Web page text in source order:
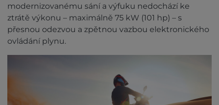
modernizovanému sání a výfuku nedochází ke
ztrátě výkonu – maximálně 75 kW (101 hp) – s
přesnou odezvou a zpětnou vazbou elektronického
ovládání plynu.